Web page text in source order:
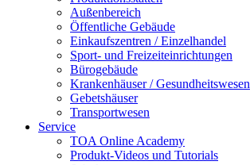
Außenbereich
Öffentliche Gebäude
Einkaufszentren / Einzelhandel
Sport- und Freizeiteinrichtungen
Bürogebäude
Krankenhäuser / Gesundheitswesen
Gebetshäuser
Transportwesen
Service
TOA Online Academy
Produkt-Videos und Tutorials